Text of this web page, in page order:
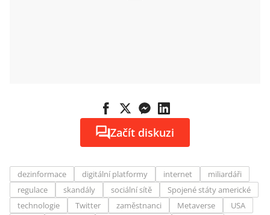
Začít diskuzi
dezinformace digitální platformy internet
miliardáři
regulace
skandály sociální sítě
Spojené státy americké
technologie
Twitter zaměstnanci Metaverse
USA